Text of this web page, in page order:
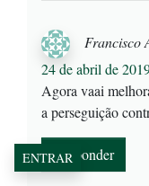
Francisco
24 de abril de
Agora vaai
a perseguição
Responder
ENTRAR